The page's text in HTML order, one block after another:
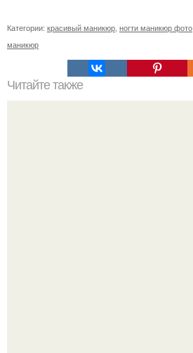
Категории: красивый маникюр ногти маникюр фото
маникюр
Читайте также